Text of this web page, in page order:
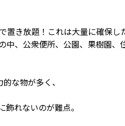
き放題！これは大量に確保し
中、公衆便所、公園、果樹園
な物が多く、
れないのが難点。